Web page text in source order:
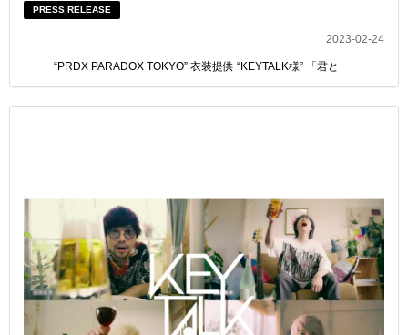
PRESS RELEASE
2023-02-24
“PRDX PARADOX TOKYO” 衣装提供 “KEYTALK様” 「君と･･･